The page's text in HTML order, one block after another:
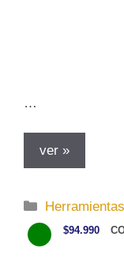
…
ver »
C
a
t
Herramientas
$94.990